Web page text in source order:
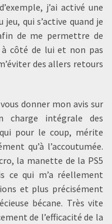
j’ai activé une
qui s’active quand je
de me permettre de
à côté de lui et non pas
des allers retours
donner mon avis sur
charge intégrale des
pour le coup, mérite
qu’à l’accoutumée.
la manette de la PS5
ce qui m’a réellement
et plus précisément
bécane. Très vite
de l’efficacité de la